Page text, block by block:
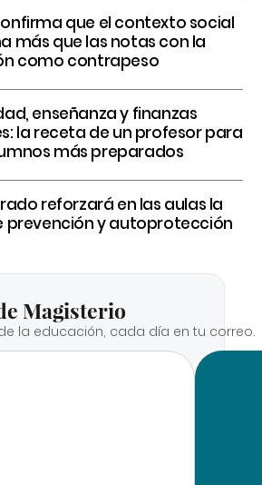
que el contexto social
más que las notas con la
como contrapeso
enseñanza y finanzas
la receta de un profesor para
más preparados
reforzará en las aulas la
prevención y autoprotección
Magisterio
la educación, cada día en tu correo.